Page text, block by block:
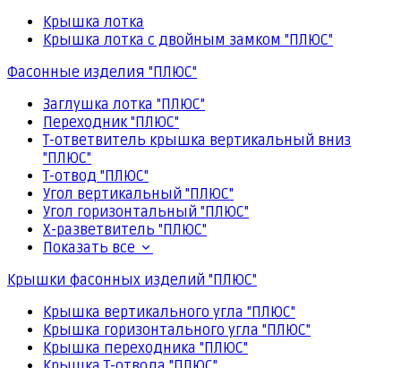
Крышка лотка
Крышка лотка с двойным замком "ПЛЮС"
Фасонные изделия "ПЛЮС"
Заглушка лотка "ПЛЮС"
Переходник "ПЛЮС"
Т-ответвитель крышка вертикальный вниз
"ПЛЮС"
Т-отвод "ПЛЮС"
Угол вертикальный "ПЛЮС"
Угол горизонтальный "ПЛЮС"
Х-разветвитель "ПЛЮС"
Показать все
Крышки фасонных изделий "ПЛЮС"
Крышка вертикального угла "ПЛЮС"
Крышка горизонтального угла "ПЛЮС"
Крышка переходника "ПЛЮС"